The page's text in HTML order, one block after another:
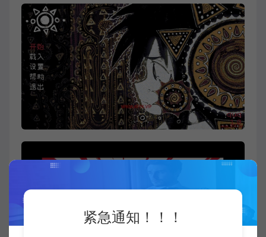
紧急通知！！！